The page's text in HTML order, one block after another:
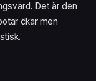
Det är den
ökar men